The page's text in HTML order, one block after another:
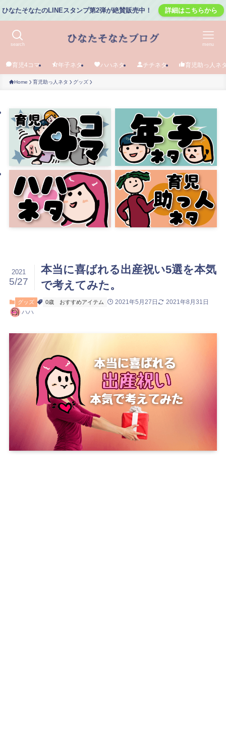
ひなたそなたのLINEスタンプ第2弾が絶賛販売中！ 詳細はこちらから
search menu
育児4コマ 年子ネタ ハハネタ チチネタ 育児助っ人ネ
Home 育児助っ人ネタ グッズ
本当に喜ばれる出産祝い5選を本気
で考えてみた。
2021
5/27
グッズ 0歳 おすすめアイテム 2021年5月27日
2021年8月31日
ハハ